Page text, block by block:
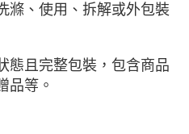
滌、使用、拆解或外包裝
態且完整包裝，包含商品
品等。